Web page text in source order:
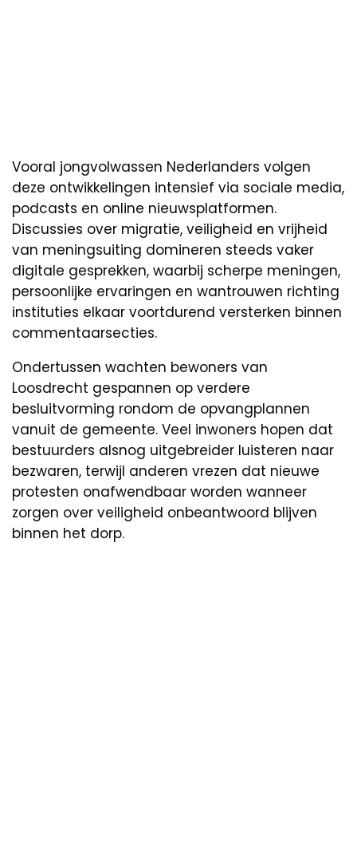
Vooral jongvolwassen Nederlanders volgen
deze ontwikkelingen intensief via sociale media,
podcasts en online nieuwsplatformen.
Discussies over migratie, veiligheid en vrijheid
van meningsuiting domineren steeds vaker
digitale gesprekken, waarbij scherpe meningen,
persoonlijke ervaringen en wantrouwen richting
instituties elkaar voortdurend versterken binnen
commentaarsecties.
Ondertussen wachten bewoners van
Loosdrecht gespannen op verdere
besluitvorming rondom de opvangplannen
vanuit de gemeente. Veel inwoners hopen dat
bestuurders alsnog uitgebreider luisteren naar
bezwaren, terwijl anderen vrezen dat nieuwe
protesten onafwendbaar worden wanneer
zorgen over veiligheid onbeantwoord blijven
binnen het dorp.